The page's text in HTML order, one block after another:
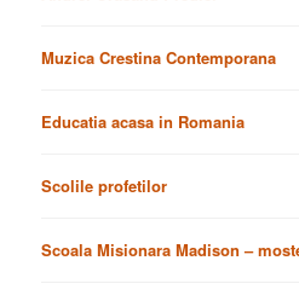
Muzica Crestina Contemporana
Educatia acasa in Romania
Scolile profetilor
Scoala Misionara Madison –